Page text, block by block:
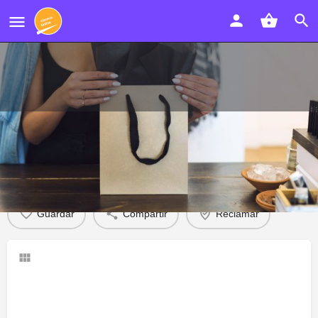
Carnicería Morales
Descripción Opiniones
Guardar Compartir Reclamar